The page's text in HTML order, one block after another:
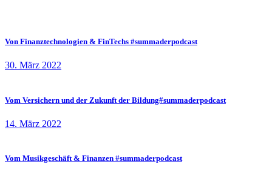
Von Finanztechnologien & FinTechs #summaderpodcast
30. März 2022
Vom Versichern und der Zukunft der Bildung#summaderpodcast
14. März 2022
Vom Musikgeschäft & Finanzen #summaderpodcast